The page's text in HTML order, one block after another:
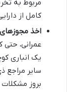
مربوط به
کامل از
اخذ مجوزهای
عمرانی،
یک انباری
سایر مراجع
بروز